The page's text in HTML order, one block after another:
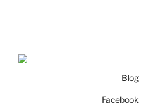
Blog
Facebook